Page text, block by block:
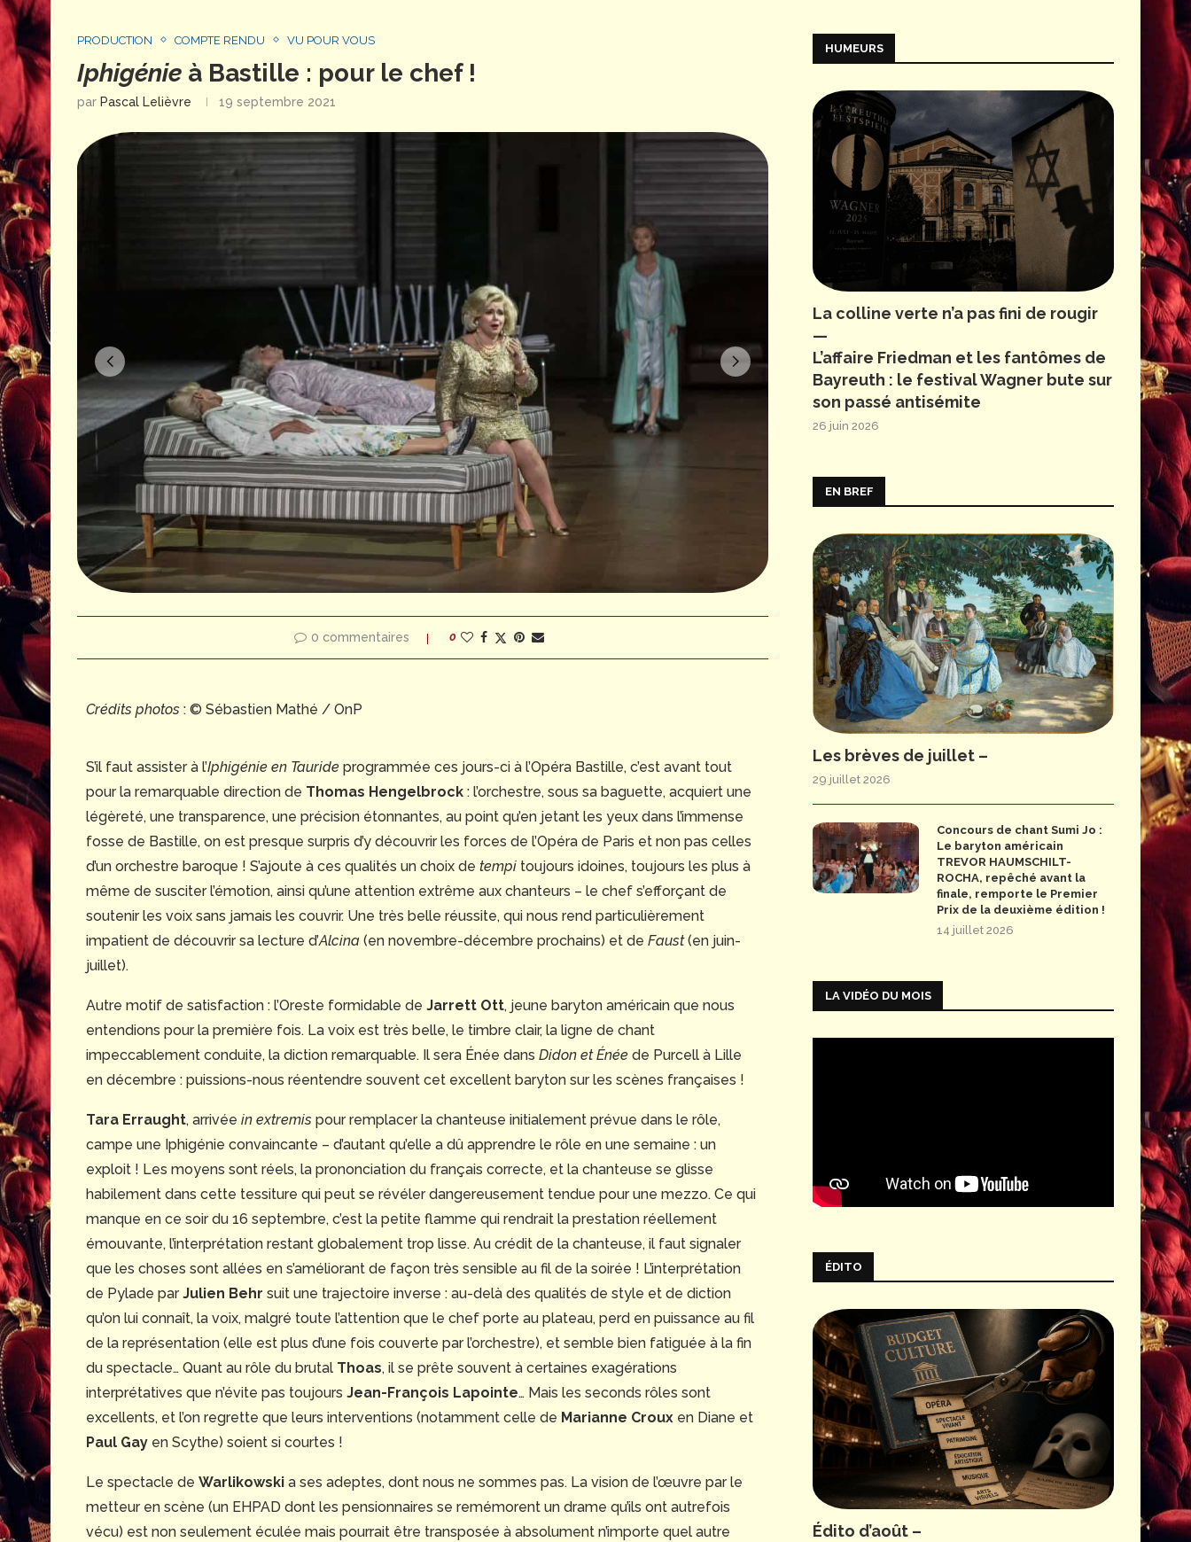
PRODUCTION COMPTE RENDU VU POUR VOUS
Iphigénie à Bastille : pour le chef !
par Pascal Lelièvre 19 septembre 2021
0 commentaires 0
Crédits photos : © Sébastien Mathé / OnP
S’il faut assister à l’Iphigénie en Tauride programmée ces jours-ci à l’Opéra Bastille, c’est avant tout
pour la remarquable direction de Thomas Hengelbrock : l’orchestre, sous sa baguette, acquiert une
légèreté, une transparence, une précision étonnantes, au point qu’en jetant les yeux dans l’immense
fosse de Bastille, on est presque surpris d’y découvrir les forces de l’Opéra de Paris et non pas celles
d’un orchestre baroque ! S’ajoute à ces qualités un choix de tempi toujours idoines, toujours les plus à
même de susciter l’émotion, ainsi qu’une attention extrême aux chanteurs – le chef s’efforçant de
soutenir les voix sans jamais les couvrir. Une très belle réussite, qui nous rend particulièrement
impatient de découvrir sa lecture d’Alcina (en novembre-décembre prochains) et de Faust(en juin-
juillet).
Autre motif de satisfaction : l’Oreste formidable de Jarrett Ott, jeune baryton américain que nous
entendions pour la première fois. La voix est très belle, le timbre clair, la ligne de chant
impeccablement conduite, la diction remarquable. Il sera Énée dans Didon et Énée de Purcell à Lille
en décembre : puissions-nous réentendre souvent cet excellent baryton sur les scènes françaises !
Tara Erraught, arrivée in extremis pour remplacer la chanteuse initialement prévue dans le rôle,
campe une Iphigénie convaincante – d’autant qu’elle a dû apprendre le rôle en une semaine : un
exploit ! Les moyens sont réels, la prononciation du français correcte, et la chanteuse se glisse
habilement dans cette tessiture qui peut se révéler dangereusement tendue pour une mezzo. Ce qui
manque en ce soir du 16 septembre, c’est la petite flamme qui rendrait la prestation réellement
émouvante, l’interprétation restant globalement trop lisse. Au crédit de la chanteuse, il faut signaler
que les choses sont allées en s’améliorant de façon très sensible au fil de la soirée ! L’interprétation
de Pylade parJulien Behr suit une trajectoire inverse : au-delà des qualités de style et de diction
qu’on lui connaît, la voix, malgré toute l’attention que le chef porte au plateau, perd en puissance au fil
de la représentation (elle est plus d’une fois couverte par l’orchestre), et semble bien fatiguée à la fin
du spectacle… Quant au rôle du brutal Thoas, il se prête souvent à certaines exagérations
interprétatives que n’évite pas toujours Jean-François Lapointe… Mais les seconds rôles sont
excellents, et l’on regrette que leurs interventions (notamment celle de Marianne Croux en Diane et
Paul Gay en Scythe) soient si courtes !
Le spectacle de Warlikowski a ses adeptes, dont nous ne sommes pas. La vision de l’œuvre par le
metteur en scène (un EHPAD dont les pensionnaires se remémorent un drame qu’ils ont autrefois
vécu) est non seulement éculée mais pourrait être transposée à absolument n’importe quel autre
HUMEURS
La colline verte n’a pas fini de rougir
—
L’affaire Friedman et les fantômes de
Bayreuth : le festival Wagner bute sur
son passé antisémite
26 juin 2026
EN BREF
Les brèves de juillet –
29 juillet 2026
Concours de chant Sumi Jo :
Le baryton américain
TREVOR HAUMSCHILT-
ROCHA, repêché avant la
finale, remporte le Premier
Prix de la deuxième édition !
14 juillet 2026
LA VIDÉO DU MOIS
ÉDITO
Édito d’août –